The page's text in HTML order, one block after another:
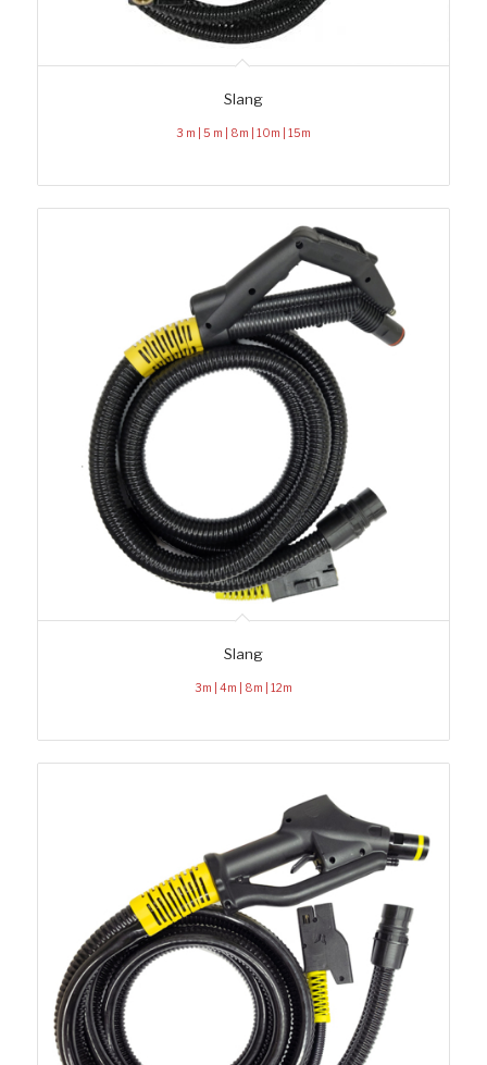
Slang
3 m | 5 m | 8m | 10m | 15m
Slang
3m | 4m | 8m | 12m